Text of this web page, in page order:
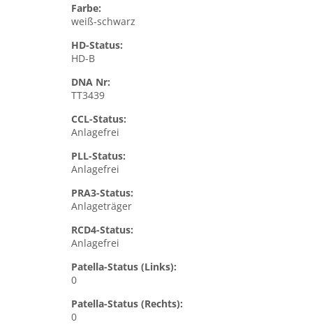
Farbe:
weiß-schwarz
HD-Status:
HD-B
DNA Nr:
TT3439
CCL-Status:
Anlagefrei
PLL-Status:
Anlagefrei
PRA3-Status:
Anlageträger
RCD4-Status:
Anlagefrei
Patella-Status (Links):
0
Patella-Status (Rechts):
0